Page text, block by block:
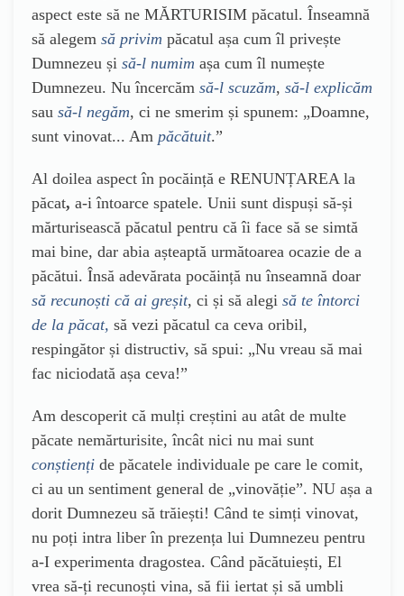
aspect este să ne MĂRTURISIM păcatul. Înseamnă
să alegem să privim păcatul așa cum îl privește
Dumnezeu și să-l numim așa cum îl numește
Dumnezeu. Nu încercăm să-l scuzăm, să-l explicăm
sau să-l negăm, ci ne smerim și spunem: „Doamne,
sunt vinovat... Am păcătuit.”
Al doilea aspect în pocăință e RENUNȚAREA la
păcat, a-i întoarce spatele. Unii sunt dispuși să-și
mărturisească păcatul pentru că îi face să se simtă
mai bine, dar abia așteaptă următoarea ocazie de a
păcătui. Însă adevărata pocăință nu înseamnă doar
să recunoști că ai greșit, ci și să alegi să te întorci
de la păcat, să vezi păcatul ca ceva oribil,
respingător și distructiv, să spui: „Nu vreau să mai
fac niciodată așa ceva!”
Am descoperit că mulți creștini au atât de multe
păcate nemărturisite, încât nici nu mai sunt
conștienți de păcatele individuale pe care le comit,
ci au un sentiment general de „vinovăție”. NU așa a
dorit Dumnezeu să trăiești! Când te simți vinovat,
nu poți intra liber în prezența lui Dumnezeu pentru
a-I experimenta dragostea. Când păcătuiești, El
vrea să-ți recunoști vina, să fii iertat și să umbli